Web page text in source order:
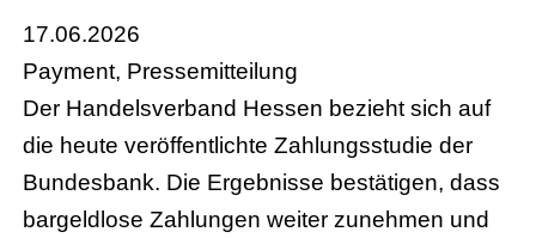
17.06.2026
Payment, Pressemitteilung
Der Handelsverband Hessen bezieht sich auf
die heute veröffentlichte Zahlungsstudie der
Bundesbank. Die Ergebnisse bestätigen, dass
bargeldlose Zahlungen weiter zunehmen und